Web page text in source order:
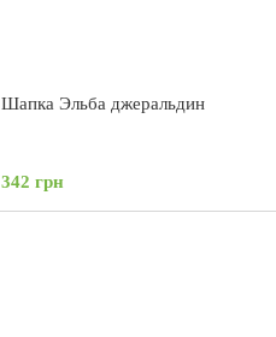
Шапка Эльба джеральдин
342 грн